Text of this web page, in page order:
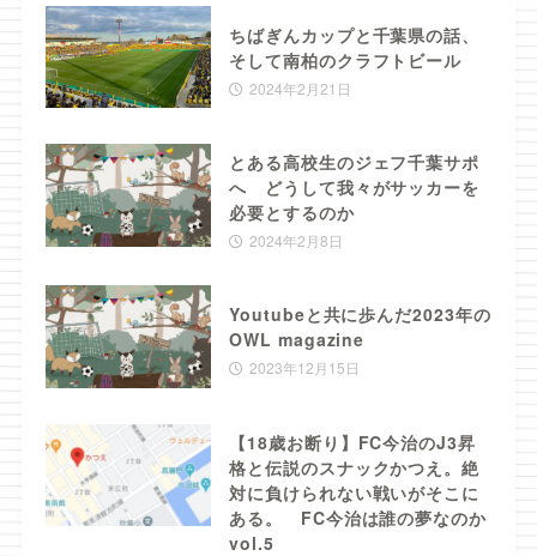
ちばぎんカップと千葉県の話、
そして南柏のクラフトビール
2024年2月21日
とある高校生のジェフ千葉サポ
へ どうして我々がサッカーを
必要とするのか
2024年2月8日
Youtubeと共に歩んだ2023年の
OWL magazine
2023年12月15日
【18歳お断り】FC今治のJ3昇
格と伝説のスナックかつえ。絶
対に負けられない戦いがそこに
ある。 FC今治は誰の夢なのか
vol.5